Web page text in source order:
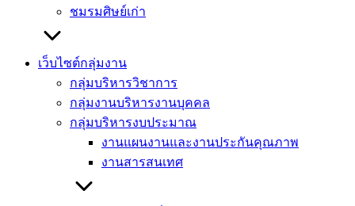
ชมรมศิษย์เก่า
เว็บไซต์กลุ่มงาน
กลุ่มบริหารวิชาการ
กลุ่มงานบริหารงานบุคคล
กลุ่มบริหารงบประมาณ
งานแผนงานและงานประกันคุณภาพ
งานสารสนเทศ